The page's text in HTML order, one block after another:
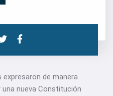
expresaron de manera
nueva Constitución